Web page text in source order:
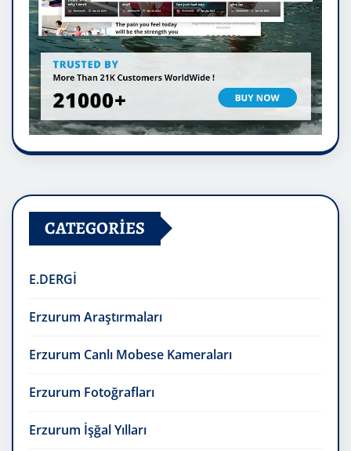
CATEGORIES
E.DERGİ
Erzurum Araştırmaları
Erzurum Canlı Mobese Kameraları
Erzurum Fotoğrafları
Erzurum İşğal Yılları